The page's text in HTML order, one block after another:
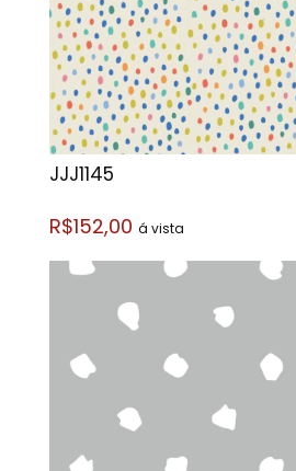
JJJ1145
R$152,00 á vista